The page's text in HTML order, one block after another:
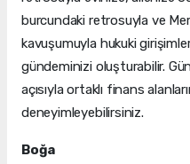
burcundaki retrosuyla ve
kavuşumuyla hukuki
gündeminizi oluşturabilir.
açısıyla ortaklı finans
deneyimleyebilirsiniz.
Boğa